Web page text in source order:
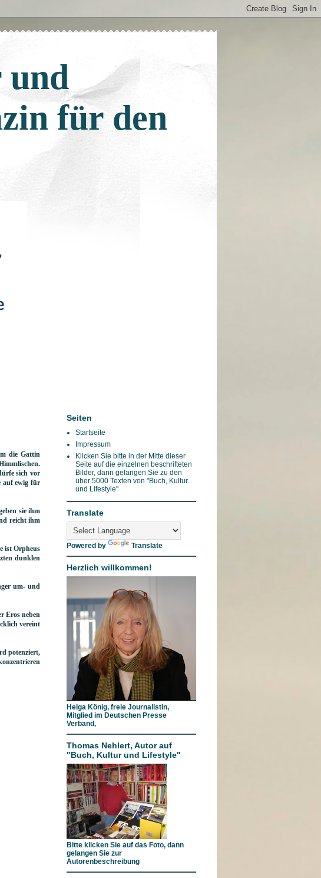
und
für den
die Gattin
sich vor
auf ewig für
sie ihm
reicht ihm
ist Orpheus
dunklen
um- und
Eros neben
vereint
potenziert,
Seiten
Startseite
Impressum
Klicken Sie bitte in der Mitte dieser
Seite auf die einzelnen beschrifteten
Bilder, dann gelangen Sie zu den
über 5000 Texten von "Buch, Kultur
und Lifestyle"
Translate
Powered by Translate
Herzlich willkommen!
Helga König, freie Journalistin,
Mitglied im Deutschen Presse
Verband,
Thomas Nehlert, Autor auf
"Buch, Kultur und Lifestyle"
Bitte klicken Sie auf das Foto, dann
gelangen Sie zur
Autorenbeschreibung